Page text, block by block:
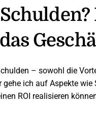
– sowohl die
ich auf Aspekte
ROI realisieren